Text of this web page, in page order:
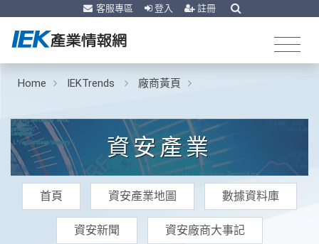
客服專區 登入 註冊
Home IEKTrends 廠商黃頁
資安產業
首頁 資安產業地圖 數據資料庫
資安新聞 資安廠商大事記